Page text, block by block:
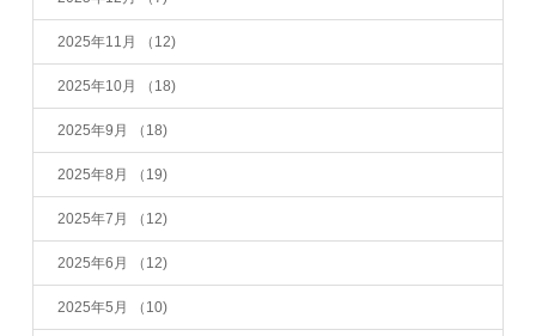
2025年11月 （12)
2025年10月 （18)
2025年9月 （18)
2025年8月 （19)
2025年7月 （12)
2025年6月 （12)
2025年5月 （10)